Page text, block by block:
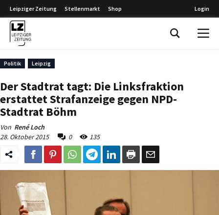
Leipziger Zeitung Stellenmarkt Shop Login
Politik Leipzig
Der Stadtrat tagt: Die Linksfraktion
erstattet Strafanzeige gegen NPD-
Stadtrat Böhm
Von René Loch
28. Oktober 2015
0 135